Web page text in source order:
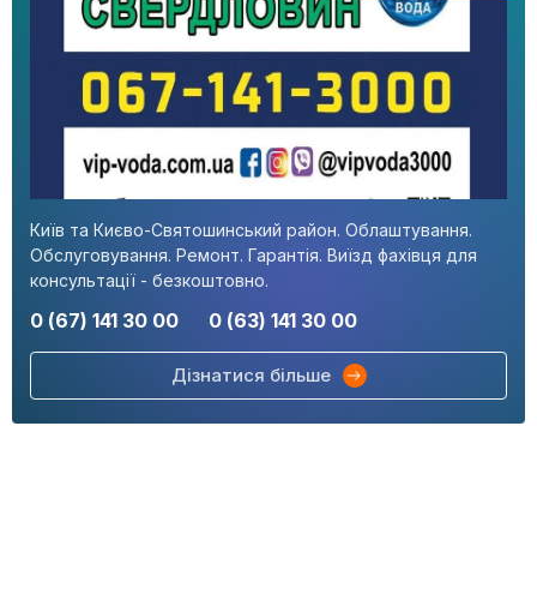
Київ та Києво-Святошинський район. Облаштування.
Обслуговування. Ремонт. Гарантія. Виїзд фахівця для
консультації - безкоштовно.
0 (67) 141 30 00 0 (63) 141 30 00
Дізнатися більше